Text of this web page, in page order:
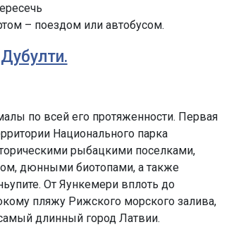
– поездом или автобусом.
по всей его протяженности. Первая
Национального парка
рыбацкими поселками,
дюнными биотопами, а также
От Яункемери вплоть до
пляжу Рижского морского залива,
длинный город Латвии.